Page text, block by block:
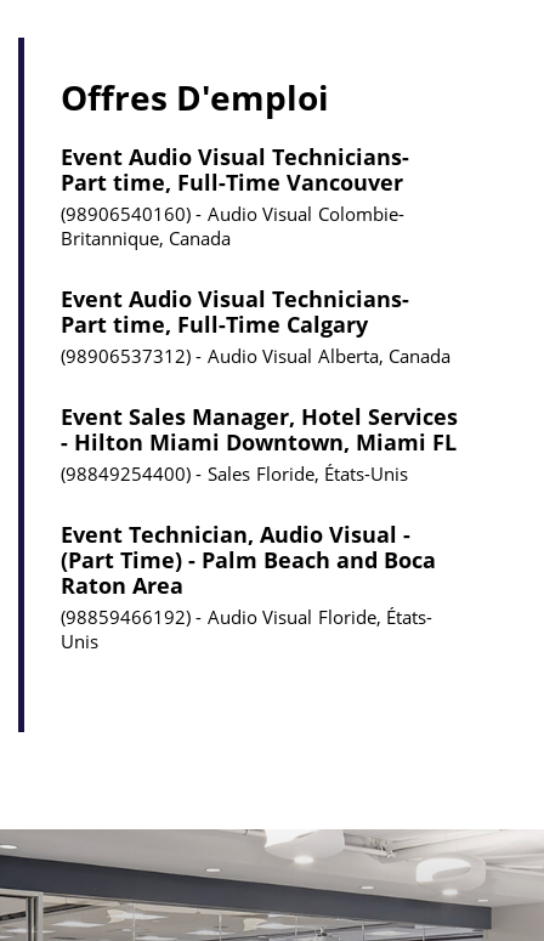
Offres D'emploi
Event Audio Visual Technicians-
Part time, Full-Time Vancouver
98906540160 Audio Visual Colombie-
Britannique, Canada
Event Audio Visual Technicians-
Part time, Full-Time Calgary
98906537312 Audio Visual Alberta, Canada
Event Sales Manager, Hotel Services
- Hilton Miami Downtown, Miami FL
98849254400 Sales Floride, États-Unis
Event Technician, Audio Visual -
(Part Time) - Palm Beach and Boca
Raton Area
98859466192 Audio Visual Floride, États-
Unis